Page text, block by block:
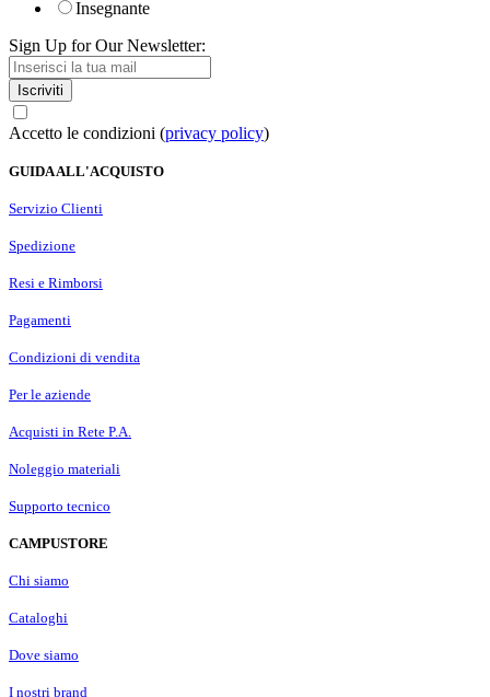
Insegnante
Sign Up for Our Newsletter:
Iscriviti
Accetto le condizioni (privacy policy)
GUIDA ALL'ACQUISTO
Servizio Clienti
Spedizione
Resi e Rimborsi
Pagamenti
Condizioni di vendita
Per le aziende
Acquisti in Rete P.A.
Noleggio materiali
Supporto tecnico
CAMPUSTORE
Chi siamo
Cataloghi
Dove siamo
I nostri brand